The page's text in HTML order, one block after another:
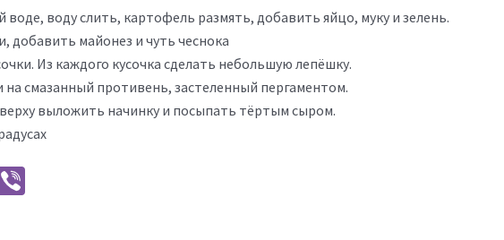
воду слить, картофель размять, добавить яйцо, муку и зелень.
добавить майонез и чуть чеснока
Из каждого кусочка сделать небольшую лепёшку.
смазанный противень, застеленный пергаментом.
выложить начинку и посыпать тёртым сыром.